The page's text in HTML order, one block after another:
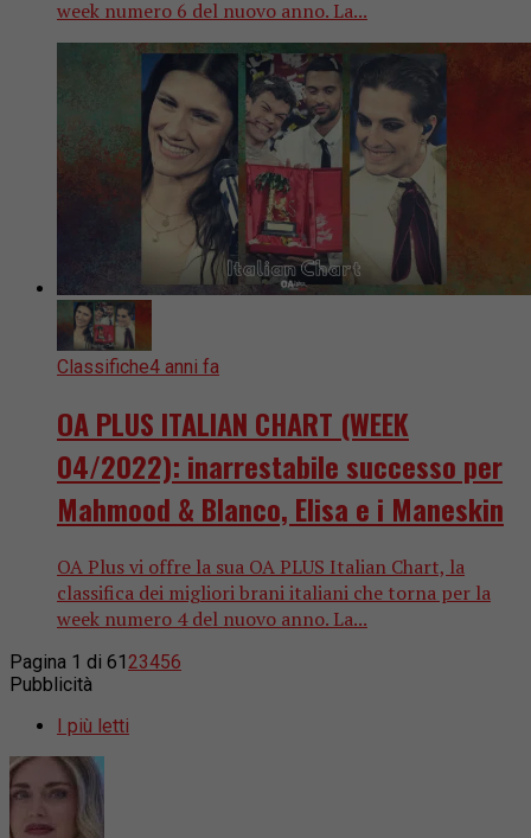
week numero 6 del nuovo anno. La...
Classifiche4 anni fa
OA PLUS ITALIAN CHART (WEEK
04/2022): inarrestabile successo per
Mahmood & Blanco, Elisa e i Maneskin
OA Plus vi offre la sua OA PLUS Italian Chart, la
classifica dei migliori brani italiani che torna per la
week numero 4 del nuovo anno. La...
Pagina 1 di 61 23456
Pubblicità
I più letti